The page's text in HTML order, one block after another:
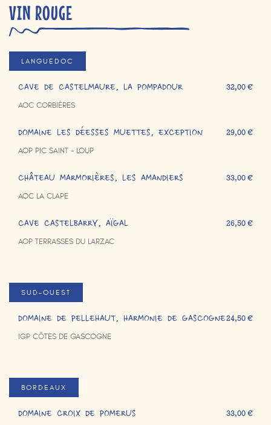
VIN ROUGE
LANGUEDOC
CAVE DE CASTELMAURE, LA POMPADOUR
AOC CORBIÈRES
32,00 €
DOMAINE LES DÉESSES MUETTES, EXCEPTION
AOP PIC SAINT - LOUP
29,00 €
CHÂTEAU MARMORIÈRES, LES AMANDIERS
AOC LA CLAPE
33,00 €
CAVE CASTELBARRY, AÏGAL
AOP TERRASSES DU LARZAC
26,50 €
SUD-OUEST
DOMAINE DE PELLEHAUT, HARMONIE DE GASCOGNE
IGP CÔTES DE GASCOGNE
24,50 €
BORDEAUX
DOMAINE CROIX DE POMERUS 33,00 €